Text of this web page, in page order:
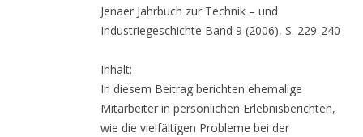
Jenaer Jahrbuch zur Technik – und
Industriegeschichte Band 9 (2006), S. 229-240
Inhalt:
In diesem Beitrag berichten ehemalige
Mitarbeiter in persönlichen Erlebnisberichten,
wie die vielfältigen Probleme bei der